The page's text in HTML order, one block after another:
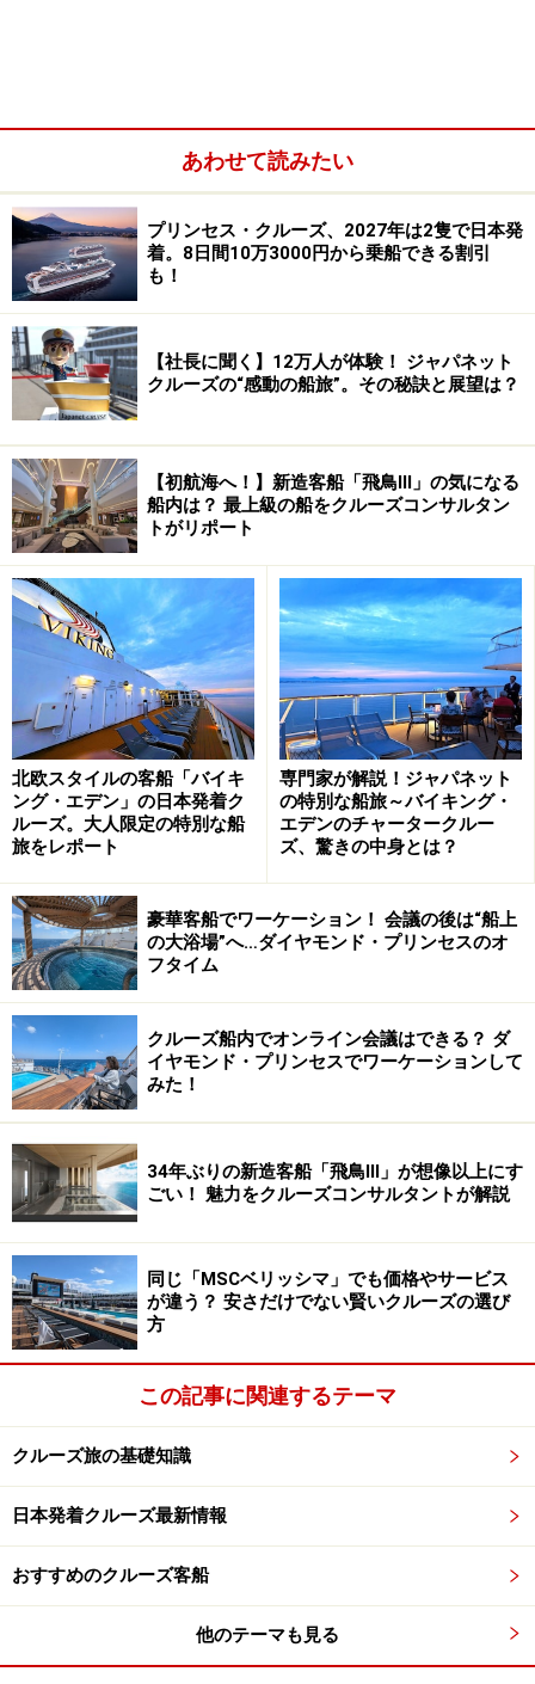
大人のクルーズ？それともファミリークルーズ？船や時期を
選んでお好みのクルーズに出かけよう、クルーズコンサルタ
ントが指南します！
客船は「ラグジュアリー」「プレミアム」
「カジュアル」の3クラス
きたいのが客船のクラスについて。
上から「ラグジュアリー」「プレミアム」「カジュア
ル」という3つのクラスがあります。クラス分けは、乗
客1人あたりが占める容積と、乗組員1人あたりの乗船客
数で定められています。つまりゆったりした空間で、き
め細やかなサービスが期待できる方がクラスは上になり
ます。
・乗船客1人あたりの総トン数(⇒1人あたりどれくらいの
占有容積があるか？）
・乗組員1人あたりの乗船客数(⇒乗組員1人当たりで何名
のお客様をサービスする換算になるか？）
クラスが上になれば乗船料は高くなりますが、必ずしも
上のクラスだから、万人に快適というものでもありませ
ん。例えばカジュアル船は、大型で施設が充実してお
り、アクティブな方にとってはラグジュアリーな船より
も、魅力的に感じることもあります。
クラスはそれぞれの個性と捉え、「誰とどんなふうに過
ごしたいか」で自分の希望にあったものを選ぶのがいい
ですが、一般的に「ラグジュアリー」と「プレミアム」
の間といわれています。
360度大海原のクルーズ。失敗しないヒントとは？
船の上とは思えない施設充実のテーマパークのようなクルー
ズも！
※記事内容は執筆時点のものです。最新の内容をご確認くださ
い。
あわせて読みたい
プリンセス・クルーズ、2027年は2隻で日本発
着。8日間10万3000円から乗船できる割引
も！
【社長に聞く】12万人が体験！ ジャパネット
クルーズの“感動の船旅”。その秘訣と展望は？
【初航海へ！】新造客船「飛鳥Ⅲ」の気になる
船内は？ 最上級の船をクルーズコンサルタン
トがリポート
北欧スタイルの客船「バイキ
ング・エデン」の日本発着ク
ルーズ。大人限定の特別な船
旅をレポート
専門家が解説！ジャパネット
の特別な船旅～バイキング・
エデンのチャータークルー
ズ、驚きの中身とは？
豪華客船でワーケーション！ 会議の後は“船上
の大浴場”へ…ダイヤモンド・プリンセスのオ
フタイム
クルーズ船内でオンライン会議はできる？ ダ
イヤモンド・プリンセスでワーケーションして
みた！
34年ぶりの新造客船「飛鳥lll」が想像以上にす
ごい！ 魅力をクルーズコンサルタントが解説
同じ「MSCベリッシマ」でも価格やサービス
が違う？ 安さだけでない賢いクルーズの選び
方
この記事に関連するテーマ
クルーズ旅の基礎知識
日本発着クルーズ最新情報
おすすめのクルーズ客船
他のテーマも見る